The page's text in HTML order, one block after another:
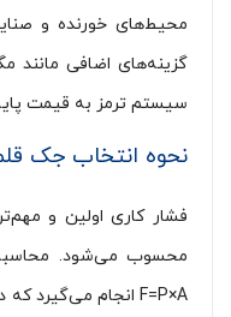
محیط‌های خورنده و
گزینه‌های اضافی
سیستم ترمز به قیمت
نحوه انتخاب جک
فشار کاری اولین و
محسوب می‌شود. محاسبه